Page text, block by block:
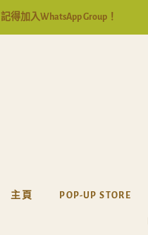
記得加入WhatsApp Group！
主頁 POP-UP STORE